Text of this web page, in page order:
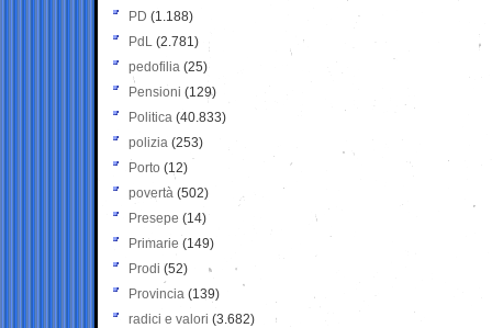
PD (1.188)
PdL (2.781)
pedofilia (25)
Pensioni (129)
Politica (40.833)
polizia (253)
Porto (12)
povertà (502)
Presepe (14)
Primarie (149)
Prodi (52)
Provincia (139)
radici e valori (3.682)